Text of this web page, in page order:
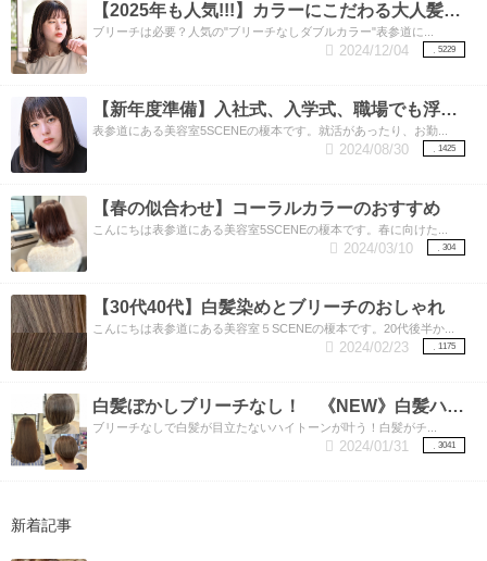
【2025年も人気!!!】カラーにこだわる大人髪女子必須！人気の”ブリーチなしダブルカラー”
ブリーチは必要？人気の"ブリーチなしダブルカラー"表参道に...
5229
2024/12/04
【新年度準備】入社式、入学式、職場でも浮かない暗めカラーでも垢向け。透明感もプラスした今どき暗髪（くらがみ）カラー！
表参道にある美容室5SCENEの榎本です。就活があったり、お勤...
1425
2024/08/30
【春の似合わせ】コーラルカラーのおすすめ
こんにちは表参道にある美容室5SCENEの榎本です。春に向けた...
304
2024/03/10
【30代40代】白髪染めとブリーチのおしゃれ
こんにちは表参道にある美容室５SCENEの榎本です。20代後半か...
1175
2024/02/23
白髪ぼかしブリーチなし！ 《NEW》白髪ハイトーンカラー
ブリーチなしで白髪が目立たないハイトーンが叶う！白髪がチ...
3041
2024/01/31
新着記事